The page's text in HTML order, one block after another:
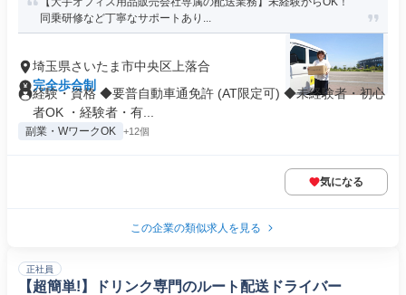
同乗研修など丁寧なサポートあり...
埼玉県さいたま市中央区上落合
完全歩合制
経験・資格 ◆要普自動車通免許 (AT限定可) ◆未経験者・初心
者OK ・経験者・有...
副業・WワークOK +12個
気になる
この企業の類似求人を見る
正社員
【超簡単!】ドリンク専門のルート配送ドライバー